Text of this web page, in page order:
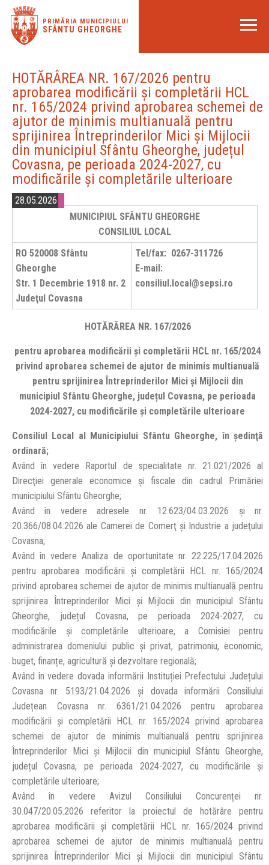
PRIMĂRIA MUNICIPIULUI
SFÂNTU GHEORGHE
HOTĂRÂREA NR. 167/2026 pentru
aprobarea modificării și completării HCL
nr. 165/2024 privind aprobarea schemei de
ajutor de minimis multianuală pentru
sprijinirea Întreprinderilor Mici și Mijlocii
din municipiul Sfântu Gheorghe, județul
Covasna, pe perioada 2024-2027, cu
modificările și completările ulterioare
28.05.2026
MUNICIPIUL SFÂNTU GHEORGHE
CONSILIUL LOCAL
RO 520008 Sfântu
Gheorghe
Str. 1 Decembrie 1918 nr. 2
Judeţul Covasna
Tel/fax: 0267-311726
E-mail:
consiliul.local@sepsi.ro
HOTĂRÂREA NR. 167/2026
pentru aprobarea modificării și completării HCL nr. 165/2024
privind aprobarea schemei de ajutor de minimis multianuală
pentru sprijinirea Întreprinderilor Mici și Mijlocii din
municipiul Sfântu Gheorghe, județul Covasna, pe perioada
2024-2027, cu modificările și completările ulterioare
Consiliul Local al Municipiului Sfântu Gheorghe, în şedinţă
ordinară;
Având în vedere Raportul de specialitate nr. 21.021/2026 al
Direcţiei generale economice și fiscale din cadrul Primăriei
municipiului Sfântu Gheorghe;
Având în vedere adresele nr. 12.623/04.03.2026 și nr.
20.366/08.04.2026 ale Camerei de Comerţ şi Industrie a judeţului
Covasna;
Având în vedere Analiza de oportunitate nr. 22.225/17.04.2026
pentru aprobarea modificării și completării HCL nr. 165/2024
privind aprobarea schemei de ajutor de minimis multianuală pentru
sprijinirea Întreprinderilor Mici și Mijlocii din municipiul Sfântu
Gheorghe, județul Covasna, pe perioada 2024-2027, cu
modificările și completările ulterioare, a Comisiei pentru
administrarea domeniului public și privat, patrimoniu, economic,
buget, finanțe, agricultură și dezvoltare regională;
Având în vedere dovada informării Instituției Prefectului Județului
Covasna nr. 5193/21.04.2026 și dovada informării Consiliului
Județean Covasna nr. 6361/21.04.2026 pentru aprobarea
modificării și completării HCL nr. 165/2024 privind aprobarea
schemei de ajutor de minimis multianuală pentru sprijinirea
Întreprinderilor Mici și Mijlocii din municipiul Sfântu Gheorghe,
județul Covasna, pe perioada 2024-2027, cu modificările și
completările ulterioare;
Având în vedere Avizul Consiliului Concurenței nr.
30.047/20.05.2026 referitor la proiectul de hotărâre pentru
aprobarea modificării și completării HCL nr. 165/2024 privind
aprobarea schemei de ajutor de minimis multianuală pentru
sprijinirea Întreprinderilor Mici și Mijlocii din municipiul Sfântu